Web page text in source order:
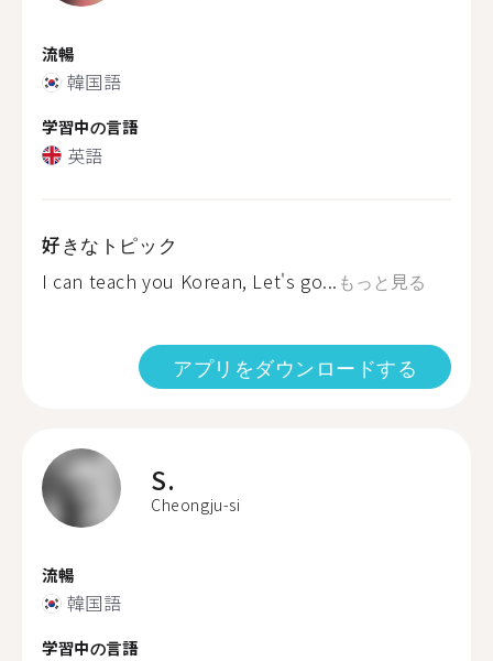
流暢
韓国語
学習中の言語
英語
好きなトピック
I can teach you Korean, Let's go... もっと見る
アプリをダウンロードする
S.
Cheongju-si
流暢
韓国語
学習中の言語